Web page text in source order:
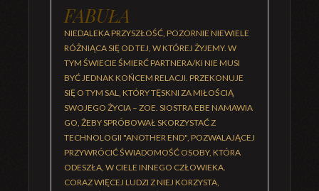
FABUŁA
NIEDALEKA PRZYSZŁOŚĆ, POZORNIE NIEWIELE
RÓŻNIĄCA SIĘ OD TEJ, W KTÓREJ ŻYJEMY. W
TYM ŚWIECIE ŚMIERĆ PARTNERA/KI NIE MUSI
BYĆ JEDNAK KOŃCEM RELACJI. PRZEKONUJE
SIĘ O TYM SAL, KTÓRY TĘSKNI ZA MIŁOŚCIĄ
SWOJEGO ŻYCIA – ZOE. SIOSTRA EBE NAMAWIA
GO, ŻEBY SPRÓBOWAŁ SKORZYSTAĆ Z
TECHNOLOGII "ANOTHER END", POZWALAJĄCEJ
PRZYWRÓCIĆ ŚWIADOMOŚĆ OSOBY, KTÓRA
ODESZŁA, W CIELE INNEGO CZŁOWIEKA.
CORAZ WIĘCEJ LUDZI Z NIEJ KORZYSTA,